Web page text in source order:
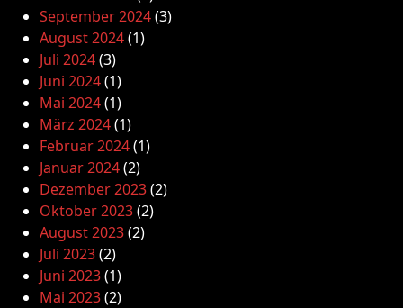
September 2024(3)
August 2024(1)
Juli 2024(3)
Juni 2024(1)
Mai 2024(1)
März 2024(1)
Februar 2024(1)
Januar 2024(2)
Dezember 2023(2)
Oktober 2023(2)
August 2023(2)
Juli 2023(2)
Juni 2023(1)
Mai 2023(2)